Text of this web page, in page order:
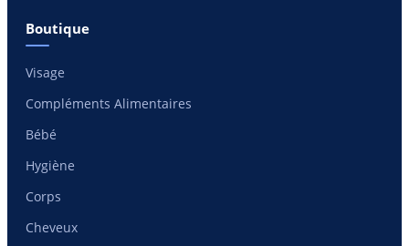
Boutique
Visage
Compléments Alimentaires
Bébé
Hygiène
Corps
Cheveux